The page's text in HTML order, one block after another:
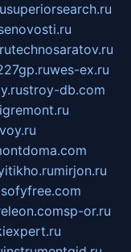
superiorsearch.ru
technosaratov.ru
wes-ex.ru
stroy-db.com
mirjon.ru
sp-or.ru